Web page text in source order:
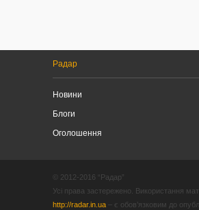
Радар
Новини
Блоги
Оголошення
© 2012-2016 “Радар”
Усі права застережено. Використання
http://radar.in.ua – є обов’язковим до